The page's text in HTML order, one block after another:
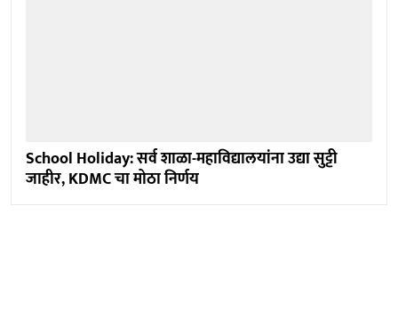
School Holiday: सर्व शाळा-महाविद्यालयांना उद्या सुट्टी
जाहीर, KDMC चा मोठा निर्णय